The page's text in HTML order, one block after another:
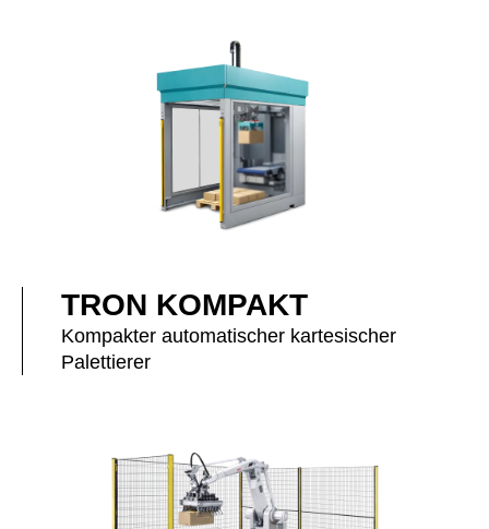
TRON KOMPAKT
Kompakter automatischer kartesischer
Palettierer